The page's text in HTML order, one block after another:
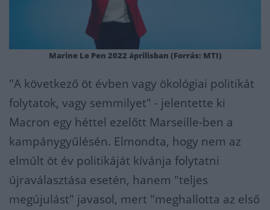
Marine Le Pen 2022 áprilisban (Forrás: MTI)
"A következő öt évben vagy ökológiai politikát
folytatok, vagy semmilyet" - jelentette ki
Macron egy héttel ezelőtt Marseille-ben a
kampánygyűlésén. Elmondta, hogy nem az
elmúlt öt év politikáját kívánja folytatni
újraválasztása esetén, hanem "teljes
megújulást" javasol, mert "meghallotta az első